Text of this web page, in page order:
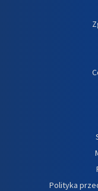
Polityka